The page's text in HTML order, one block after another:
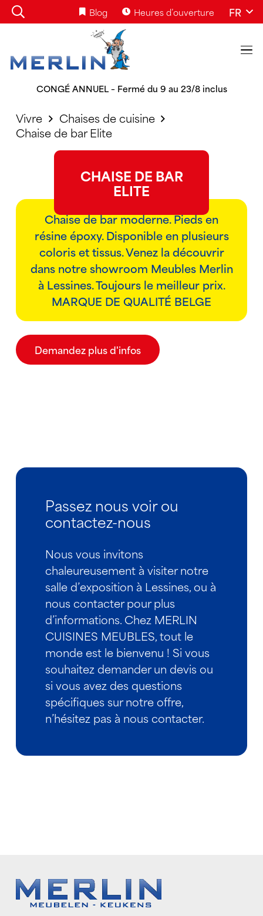
Blog Heures d’ouverture FR
CONGÉ ANNUEL – Fermé du 9 au 23/8 inclus
Vivre
Chaises de cuisine
Chaise de bar Elite
CHAISE DE BAR
ELITE
Chaise de bar moderne. Pieds en
résine époxy. Disponible en plusieurs
coloris et tissus. Venez la découvrir
dans notre showroom Meubles Merlin
à Lessines. Toujours le meilleur prix.
MARQUE DE QUALITÉ BELGE
Demandez plus d'infos
Passez nous voir ou
contactez-nous
Nous vous invitons
chaleureusement à visiter notre
salle d’exposition à Lessines, ou à
nous contacter pour plus
d’informations. Chez MERLIN
CUISINES MEUBLES, tout le
monde est le bienvenu ! Si vous
souhaitez demander un devis ou
si vous avez des questions
spécifiques sur notre offre,
n’hésitez pas à nous contacter.